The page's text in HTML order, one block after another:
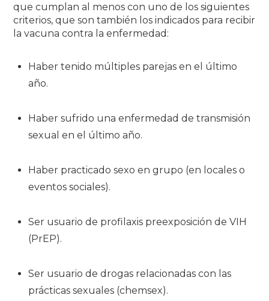
que cumplan al menos con uno de los siguientes
criterios, que son también los indicados para recibir
la vacuna contra la enfermedad:
Haber tenido múltiples parejas en el último
año.
Haber sufrido una enfermedad de transmisión
sexual en el último año.
Haber practicado sexo en grupo (en locales o
eventos sociales).
Ser usuario de profilaxis preexposición de VIH
(PrEP).
Ser usuario de drogas relacionadas con las
prácticas sexuales (chemsex).